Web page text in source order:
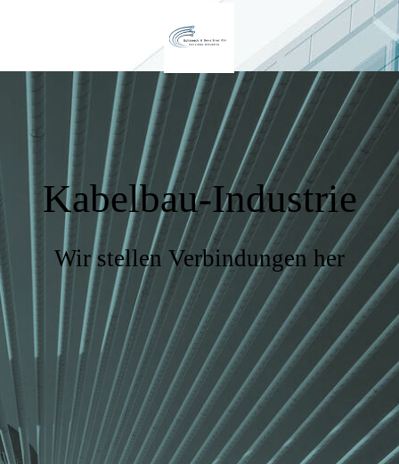
Kabelbau-Industrie
Wir stellen Verbindungen her